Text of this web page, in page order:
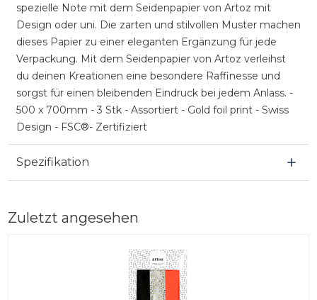
spezielle Note mit dem Seidenpapier von Artoz mit
Design oder uni. Die zarten und stilvollen Muster machen
dieses Papier zu einer eleganten Ergänzung für jede
Verpackung. Mit dem Seidenpapier von Artoz verleihst
du deinen Kreationen eine besondere Raffinesse und
sorgst für einen bleibenden Eindruck bei jedem Anlass. -
500 x 700mm - 3 Stk - Assortiert - Gold foil print - Swiss
Design - FSC®- Zertifiziert
Spezifikation
Zuletzt angesehen